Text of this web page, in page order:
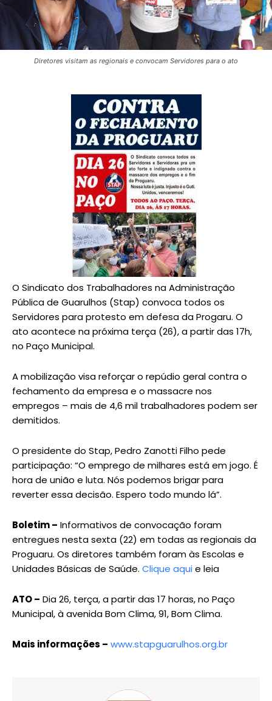
Diretores visitam as regionais e convocam Servidores para o ato
O Sindicato dos Trabalhadores na Administração
Pública de Guarulhos (Stap) convoca todos os
Servidores para protesto em defesa da Progaru. O
ato acontece na próxima terça (26), a partir das 17h,
no Paço Municipal.
A mobilização visa reforçar o repúdio geral contra o
fechamento da empresa e o massacre nos
empregos – mais de 4,6 mil trabalhadores podem ser
demitidos.
O presidente do Stap, Pedro Zanotti Filho pede
participação: “O emprego de milhares está em jogo. É
hora de união e luta. Nós podemos brigar para
reverter essa decisão. Espero todo mundo lá”.
Boletim – Informativos de convocação foram
entregues nesta sexta (22) em todas as regionais da
Proguaru. Os diretores também foram às Escolas e
Unidades Básicas de Saúde. Clique aquie leia
ATO – Dia 26, terça, a partir das 17 horas, no Paço
Municipal, à avenida Bom Clima, 91, Bom Clima.
Mais informações – www.stapguarulhos.org.br